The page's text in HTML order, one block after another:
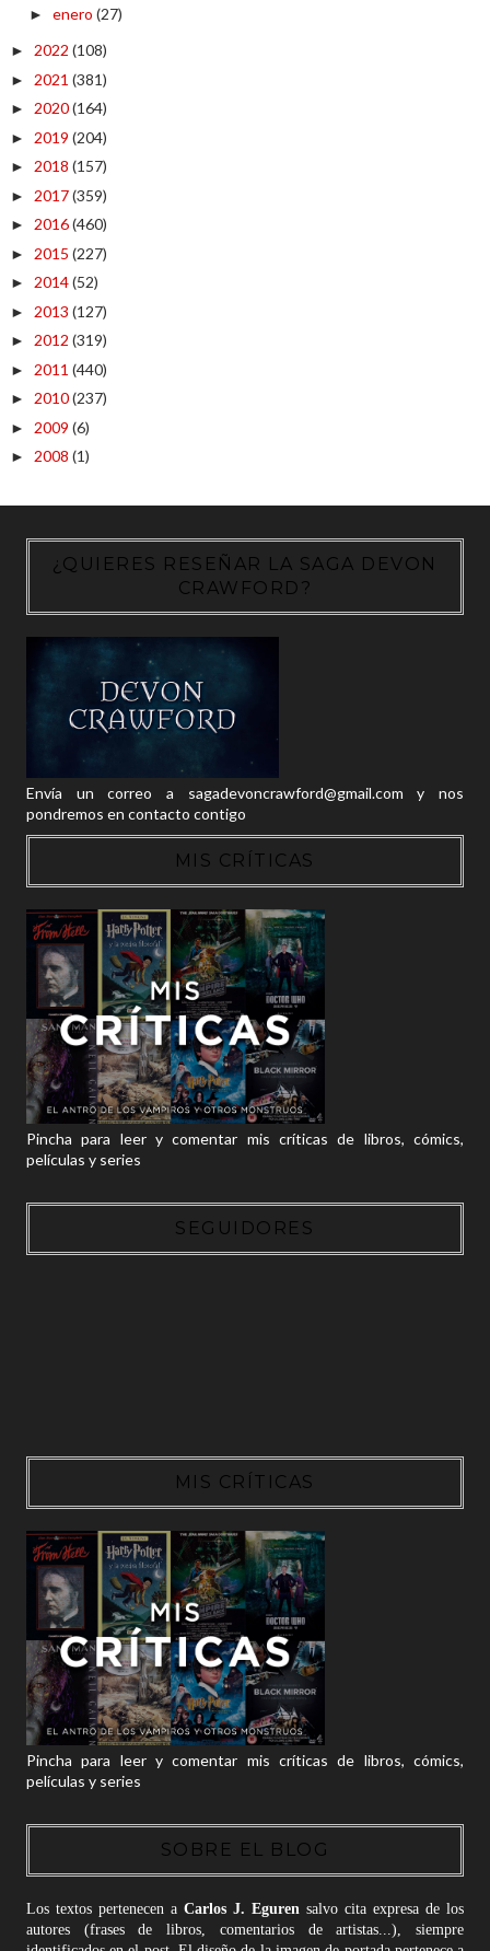
► enero (27)
► 2022 (108)
► 2021 (381)
► 2020(164)
► 2019 (204)
► 2018 (157)
► 2017(359)
► 2016(460)
► 2015 (227)
► 2014(52)
► 2013 (127)
► 2012 (319)
► 2011 (440)
► 2010(237)
► 2009 (6)
► 2008 (1)
¿QUIERES RESEÑAR LA SAGA DEVON
CRAWFORD?
Envía un correo a sagadevoncrawford@gmail.com y nos
pondremos en contacto contigo
MIS CRÍTICAS
Pincha para leer y comentar mis críticas de libros, cómics,
películas y series
SEGUIDORES
MIS CRÍTICAS
Pincha para leer y comentar mis críticas de libros, cómics,
películas y series
SOBRE EL BLOG
Los textos pertenecen a Carlos J. Egurensalvo cita expresa de los
autores (frases de libros, comentarios de artistas...), siempre